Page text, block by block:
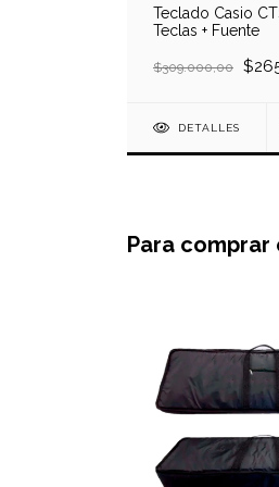
Teclado Casio
Teclas + Fuente
$309.000,00
DETALLES
Para